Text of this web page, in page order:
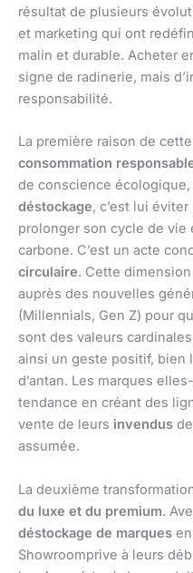
résultat de plusieurs
et marketing qui ont
malin et durable. Acheter
signe de radinerie, mais
responsabilité.
La première raison de
consommation
de conscience
déstockage, c’est lui
prolonger son cycle de
carbone. C’est un acte
circulaire. Cette
auprès des nouvelles
(Millennials, Gen Z) pour
sont des valeurs
ainsi un geste positif, bien
d’antan. Les marques
tendance en créant des
vente de leurs invendus
assumée.
La deuxième
du luxe et du premium.
déstockage de marques
Showroomprive à leurs